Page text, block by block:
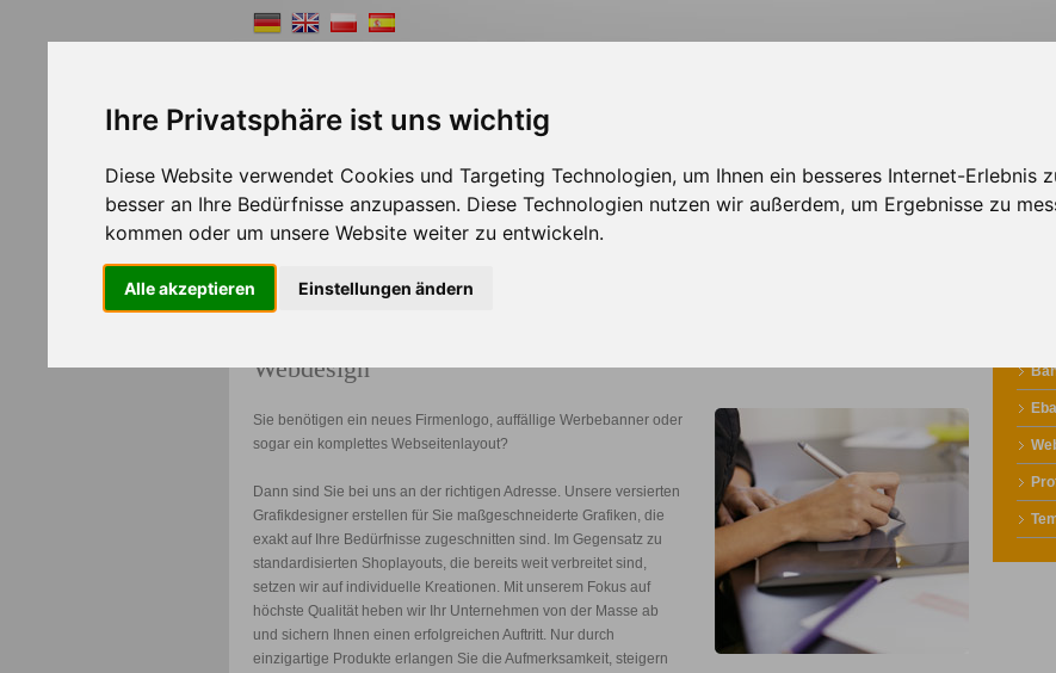
Ihre Privatsphäre ist uns wichtig
Diese Website verwendet Cookies und Targeting Technologien, um Ihnen ein besseres Internet-Erlebnis
besser an Ihre Bedürfnisse anzupassen. Diese Technologien nutzen wir außerdem, um Ergebnisse zu
kommen oder um unsere Website weiter zu entwickeln.
Alle akzeptieren Einstellungen ändern
Shopsystem Webdesign Solutions Werbepartner
Home>> Webdesign
Webdesign
Sie benötigen ein neues Firmenlogo, auffällige Werbebanner oder
sogar ein komplettes Webseitenlayout?
Dann sind Sie bei uns an der richtigen Adresse. Unsere versierten
Grafikdesigner erstellen für Sie maßgeschneiderte Grafiken, die
exakt auf Ihre Bedürfnisse zugeschnitten sind. Im Gegensatz zu
standardisierten Shoplayouts, die bereits weit verbreitet sind,
setzen wir auf individuelle Kreationen. Mit unserem Fokus auf
höchste Qualität heben wir Ihr Unternehmen von der Masse ab
und sichern Ihnen einen erfolgreichen Auftritt. Nur durch
einzigartige Produkte erlangen Sie die Aufmerksamkeit, steigern